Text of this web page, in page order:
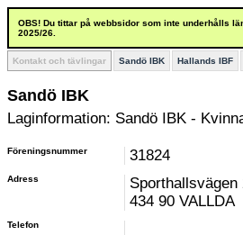
OBS! Du tittar på webbsidor som inte underhålls
2025/26.
Kontakt och tävlingar Sandö IBK Hallands IBF
Sandö IBK
Laginformation: Sandö IBK -
Föreningsnummer 31824
Adress
Sporthallsvägen
434 90 VALLDA
Telefon